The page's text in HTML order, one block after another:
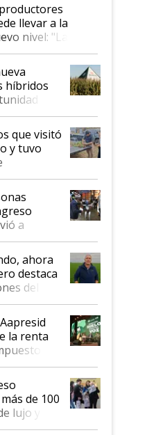
llevar a la
nivel: "Las
son
híbridos
en
que visitó
y tuvo
a
del
el
ahora
destaca
del
invertir:
la renta
hace 50
de 100
lujo y